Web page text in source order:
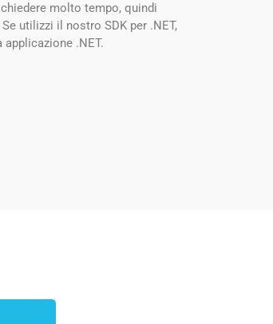
molto tempo, quindi
utilizzi il nostro SDK per .NET,
.NET.